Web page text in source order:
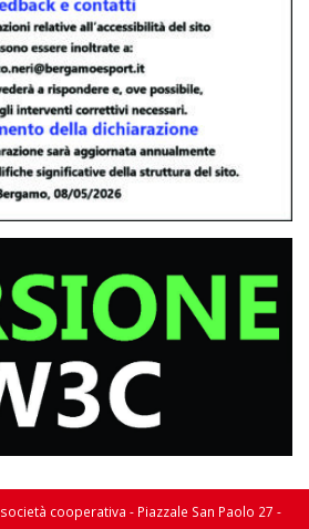
società cooperativa - Piazzale San Paolo 27 -